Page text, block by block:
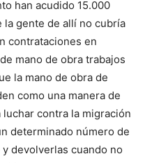
han acudido 15.000
gente de allí no cubría
contrataciones en
mano de obra trabajos
la mano de obra de
como una manera de
contra la migración
determinado número de
devolverlas cuando no